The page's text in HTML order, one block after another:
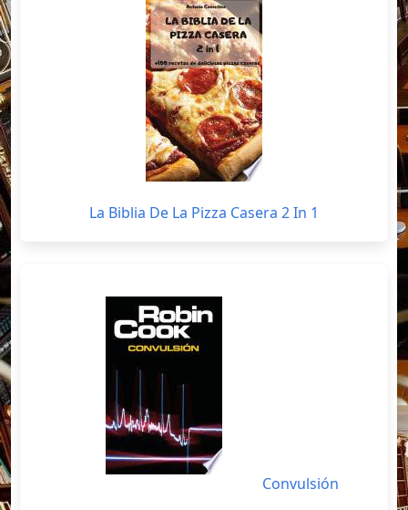
La Biblia De La Pizza Casera 2 In 1
Convulsión